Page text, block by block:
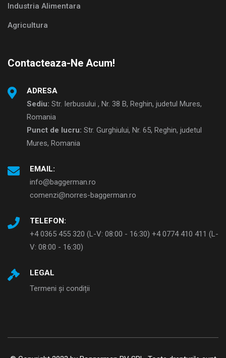
Industria Alimentara
Agricultura
Contacteaza-Ne Acum!
ADRESA
Sediu: Str. Ierbusului , Nr. 38 B, Reghin, judetul Mures,
Romania
Punct de lucru: Str. Gurghiului, Nr. 65, Reghin, judetul
Mures, Romania
EMAIL:
info@baggerman.ro
comenzi@norres-baggerman.ro
TELEFON:
+4 0365 455 320 (L-V: 08:00 - 16:30) +4 0774 410 411 (L-
V: 08:00 - 16:30)
LEGAL
Termeni și condiții